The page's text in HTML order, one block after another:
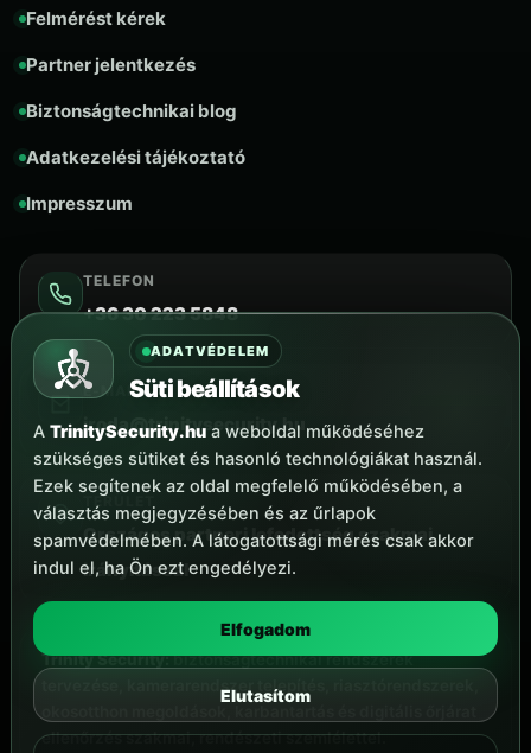
Felmérést kérek
Partner jelentkezés
Biztonságtechnikai blog
Adatkezelési tájékoztató
Impresszum
TELEFON
+36 30 223 5848
E-MAIL
iroda@trinitysecurity.hu
TERÜLET
Országos partneri lefedettség szakmai
irányítással
Trinity Security:biztonságtechnikai rendszerek
tervezése, kamerarendszer telepítés, riasztórendszerek,
ellenőrzés szakmai, rendészeti szemlélettel.
ADATVÉDELEM
Süti beállítások
A TrinitySecurity.hu a weboldal működéséhez
szükséges sütiket és hasonló technológiákat használ.
Ezek segítenek az oldal megfelelő működésében, a
választás megjegyzésében és az űrlapok
spamvédelmében. A látogatottsági mérés csak akkor
indul el, ha Ön ezt engedélyezi.
Elfogadom
Elutasítom